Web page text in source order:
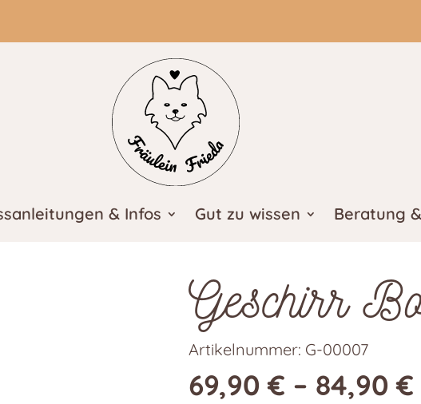
& Infos Gut zu wissen Beratung
Geschirr
Artikelnummer: G-00007
69,90€ – 84,90€